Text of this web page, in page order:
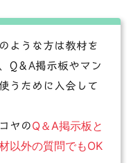
ような方は教材を
Q＆A掲示板やマン
うために入会して
ヤのQ＆A掲示板と
以外の質問でもOK